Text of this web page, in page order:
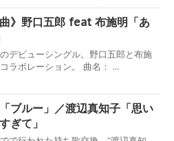
曲》野口五郎 feat 布施明「あ
デビューシングル。野口五郎と布施
ラボレーション。 曲名： ...
ブルー」／渡辺真知子「思い
ぎて」